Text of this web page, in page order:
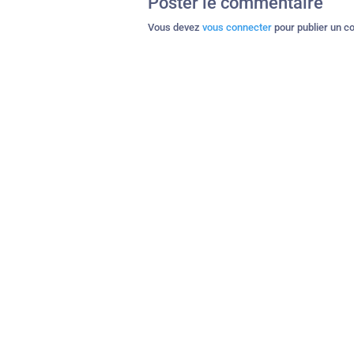
Vous devez vous connecter pour publier un